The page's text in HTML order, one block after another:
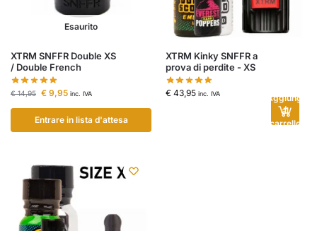
Esaurito
XTRM SNFFR Double XS
/ Double French
€14,95 € 9,95 inc. IVA
Entrare in lista d'attesa
XTRM Kinky SNFFR a
prova di perdite - XS
€ 43,95 inc. IVA
Aggiungi
al
carrello